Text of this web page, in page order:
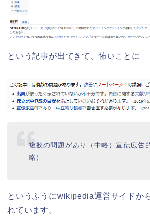
という記事が出てきて、怖いことに
複数の問題があり（中略）宣伝広告
略）
というふうにwikipedia運営サイドか
れています。